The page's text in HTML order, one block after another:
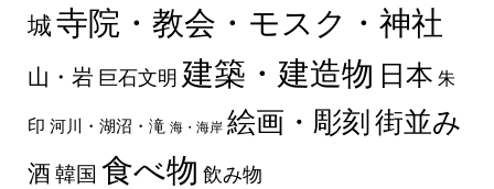
城 寺院・教会・モスク・神社
山・岩 巨石文明 建築・建造物 日本 朱
印 河川・湖沼・滝 海・海岸 絵画・彫刻 街並み
酒韓国 食べ物 飲み物